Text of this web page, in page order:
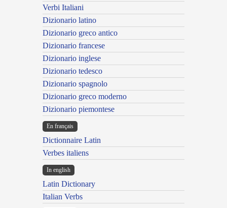
Verbi Italiani
Dizionario latino
Dizionario greco antico
Dizionario francese
Dizionario inglese
Dizionario tedesco
Dizionario spagnolo
Dizionario greco moderno
Dizionario piemontese
En français
Dictionnaire Latin
Verbes italiens
In english
Latin Dictionary
Italian Verbs